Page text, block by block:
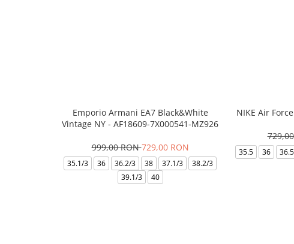
Emporio Armani EA7 Black&White
Vintage NY - AF18609-7X000541-MZ926
999,00 RON729,00 RON
35.1/3 36 36.2/3 38 37.1/3
38.2/3
39.1/3
40
NIKE Air
35.5 36 36.5